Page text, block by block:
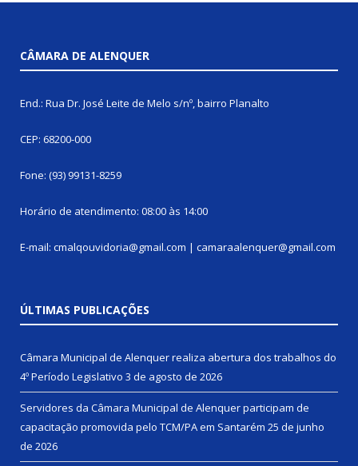
CÂMARA DE ALENQUER
End.: Rua Dr. José Leite de Melo s/nº, bairro Planalto
CEP: 68200-000
Fone: (93) 99131-8259
Horário de atendimento: 08:00 às 14:00
E-mail: cmalqouvidoria@gmail.com | camaraalenquer@gmail.com
ÚLTIMAS PUBLICAÇÕES
Câmara Municipal de Alenquer realiza abertura dos trabalhos do
4º Período Legislativo 3 de agosto de 2026
Servidores da Câmara Municipal de Alenquer participam de
capacitação promovida pelo TCM/PA em Santarém 25 de junho
de 2026